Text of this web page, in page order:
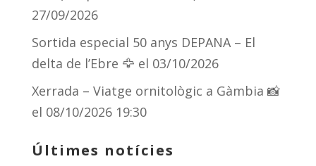
27/09/2026
Sortida especial 50 anys DEPANA – El
delta de l’Ebre 🦅 el 03/10/2026
Xerrada – Viatge ornitològic a Gàmbia 📸
el 08/10/2026 19:30
Últimes notícies